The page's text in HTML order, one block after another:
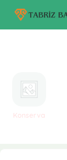
Konserva